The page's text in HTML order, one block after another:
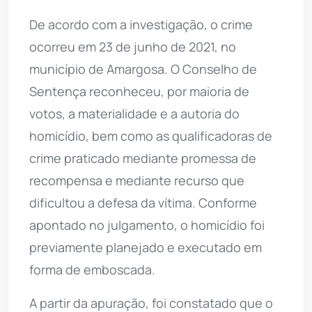
De acordo com a investigação, o crime
ocorreu em 23 de junho de 2021, no
município de Amargosa. O Conselho de
Sentença reconheceu, por maioria de
votos, a materialidade e a autoria do
homicídio, bem como as qualificadoras de
crime praticado mediante promessa de
recompensa e mediante recurso que
dificultou a defesa da vítima. Conforme
apontado no julgamento, o homicídio foi
previamente planejado e executado em
forma de emboscada.
A partir da apuração, foi constatado que o